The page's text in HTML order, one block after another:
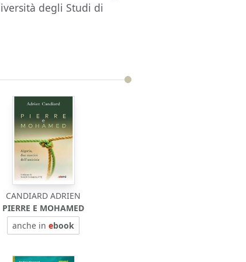
degli Studi di
CANDIARD ADRIEN
PIERRE E MOHAMED
anche inebook